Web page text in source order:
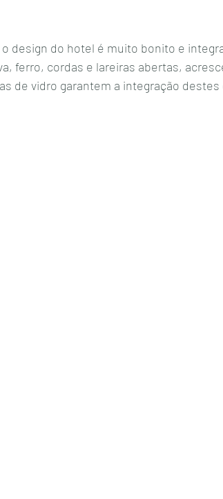
design do hotel é muito bonito e
ferro, cordas e lareiras abertas,
de vidro garantem a integração